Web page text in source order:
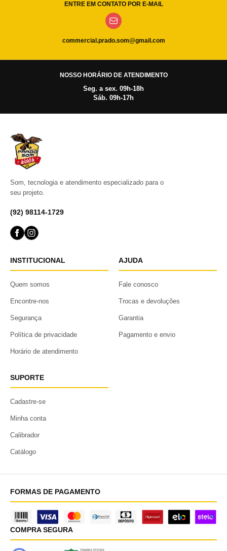
ENTRE EM CONTATO POR E-MAIL
commercial.prado.som@gmail.com
NOSSO HORÁRIO DE ATENDIMENTO
Seg. a sex. 09h-18h
Sáb. 09h-17h
Som, tecnologia e atendimento especializado para o
seu projeto.
(92) 98114-1729
INSTITUCIONAL
Quem somos
Encontre-nos
Segurança
Política de privacidade
Horário de atendimento
AJUDA
Fale conosco
Trocas e devoluções
Garantia
Pagamento e envio
SUPORTE
Cadastre-se
Minha conta
Calibrador
Catálogo
FORMAS DE PAGAMENTO
COMPRA SEGURA